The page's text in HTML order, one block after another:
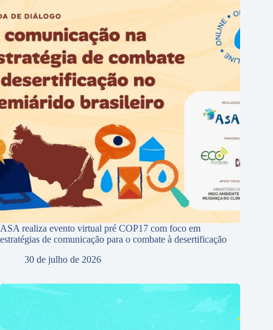
ASA realiza evento virtual pré COP17 com foco em
estratégias de comunicação para o combate à desertificação
30 de julho de 2026